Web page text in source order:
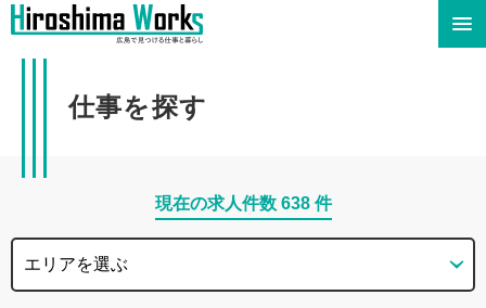
仕事を探す
現在の求人件数 638件